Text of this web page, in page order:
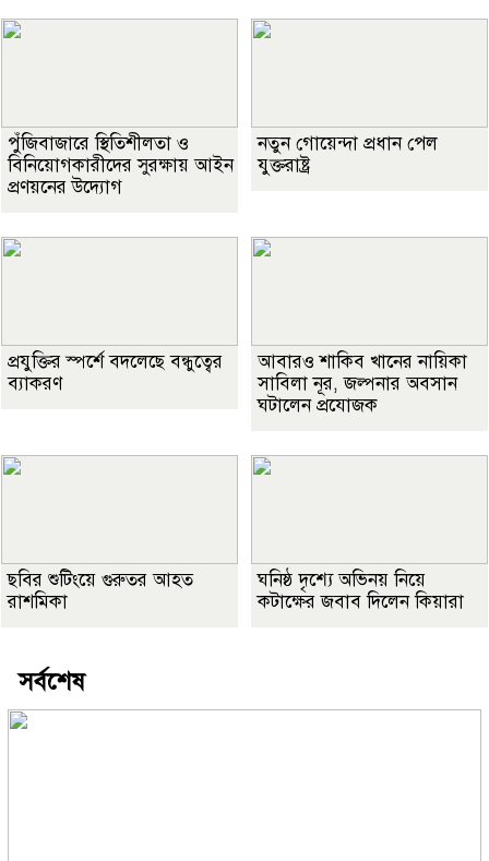
পুঁজিবাজারে স্থিতিশীলতা ও
বিনিয়োগকারীদের সুরক্ষায় আইন
প্রণয়নের উদ্যোগ
নতুন গোয়েন্দা প্রধান পেল
যুক্তরাষ্ট্র
প্রযুক্তির স্পর্শে বদলেছে বন্ধুত্বের
ব্যাকরণ
আবারও শাকিব খানের নায়িকা
সাবিলা নূর, জল্পনার অবসান
ঘটালেন প্রযোজক
ছবির শুটিংয়ে গুরুতর আহত
রাশমিকা
ঘনিষ্ঠ দৃশ্যে অভিনয় নিয়ে
কটাক্ষের জবাব দিলেন কিয়ারা
সর্বশেষ